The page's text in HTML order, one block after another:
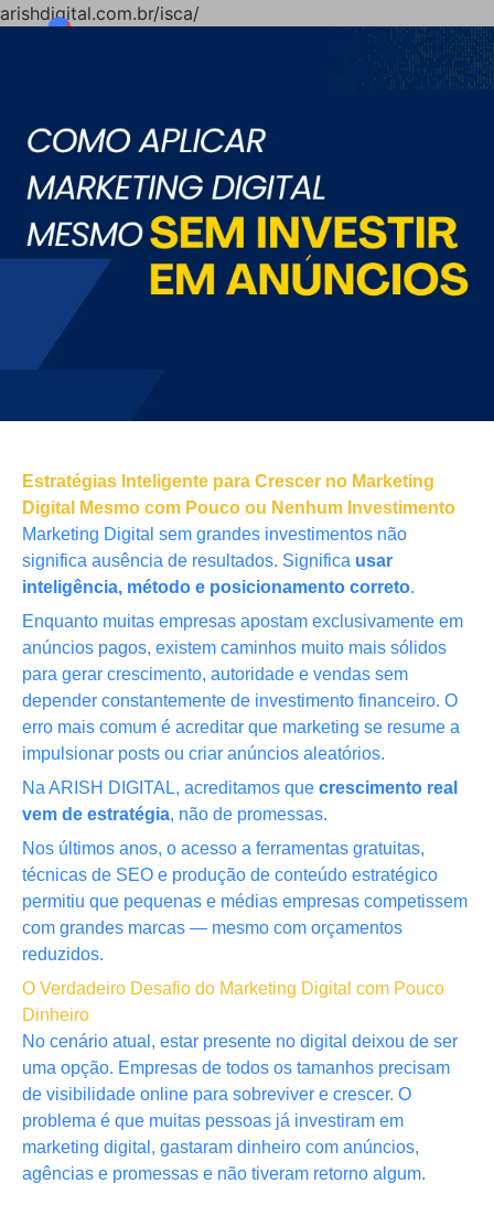
arishdigital.com.br/isca/
Estratégias Inteligente para Crescer no Marketing
Digital Mesmo com Pouco ou Nenhum Investimento
Marketing Digital sem grandes investimentos não
significa ausência de resultados. Significa usar
inteligência, método e posicionamento correto.
Enquanto muitas empresas apostam exclusivamente em
anúncios pagos, existem caminhos muito mais sólidos
para gerar crescimento, autoridade e vendas sem
depender constantemente de investimento financeiro. O
erro mais comum é acreditar que marketing se resume a
impulsionar posts ou criar anúncios aleatórios.
Na ARISH DIGITAL, acreditamos que crescimento real
vem de estratégia, não de promessas.
Nos últimos anos, o acesso a ferramentas gratuitas,
técnicas de SEO e produção de conteúdo estratégico
permitiu que pequenas e médias empresas competissem
com grandes marcas — mesmo com orçamentos
reduzidos.
O Verdadeiro Desafio do Marketing Digital com Pouco
Dinheiro
No cenário atual, estar presente no digital deixou de ser
uma opção. Empresas de todos os tamanhos precisam
de visibilidade online para sobreviver e crescer. O
problema é que muitas pessoas já investiram em
marketing digital, gastaram dinheiro com anúncios,
agências e promessas e não tiveram retorno algum.